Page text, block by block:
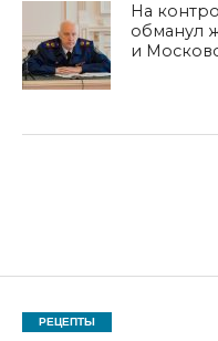
На
обманул
и
РЕЦЕПТЫ